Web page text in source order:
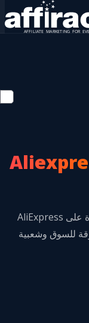
انضم إلى برنامج التسويق بالعمولة الأكثر شهرة على AliExpress
للسوق وشعبية